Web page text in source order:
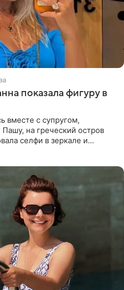
показала фигуру в
вместе с супругом,
на греческий остров
селфи в зеркале и